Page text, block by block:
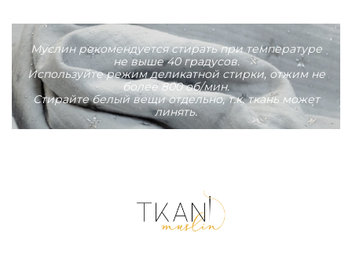
Муслин рекомендуется стирать при температуре
не выше 40 градусов.
Используйте режим деликатной стирки, отжим не
более 800 об/мин.
Стирайте белый вещи отдельно, т.к. ткань может
линять.